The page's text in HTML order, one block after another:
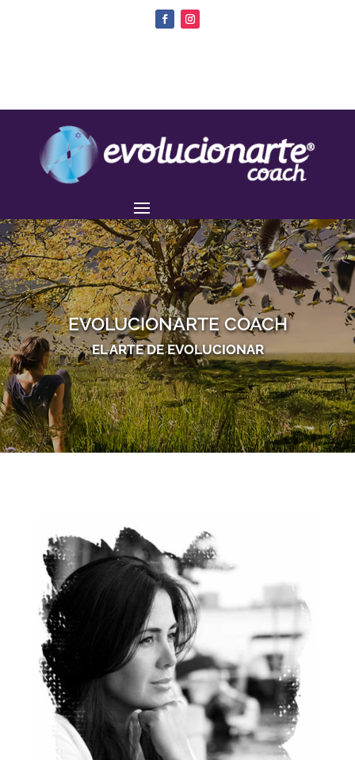
EVOLUCIONARTE COACH
EL ARTE DE EVOLUCIONAR